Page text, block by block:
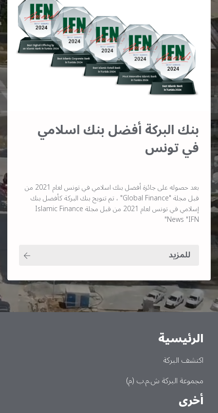
بنك البركة أفضل بنك اسلامي
في تونس
بعد حصوله على جائزة أفضل بنك اسلامي في تونس لعام 2021 من
قبل مجلة "Global Finance" ، تم تتويج بنك البركة كأفضل بنك
إسلامي في تونس لعام 2021 من قبل مجلة Islamic Finance
News "IFN"
للمزيد
Main
الرئيسية
اكتشف البركة
مجموعة البركة ش.م.ب (م)
أخرى